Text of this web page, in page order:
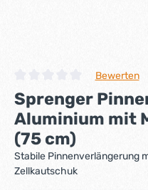
Durchschnittliche Bewertung
Bewerten
Sprenger
Aluminium mit
(75 cm)
Stabile Pinnenverlängerung
Zellkautschuk